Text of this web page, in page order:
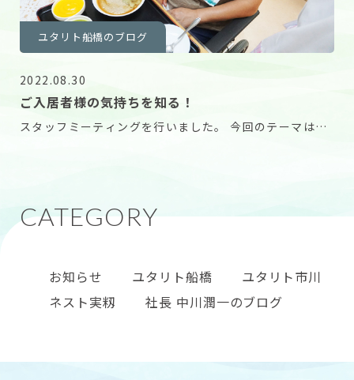
ユタリト船橋のブログ
2022.08.30
ご入居者様の気持ちを知る！
スタッフミーティングを行いました。 今回のテーマは食
お知らせ ユタリト船橋
ユタリト市川
ネスト実籾
社長 中川潤一のブログ